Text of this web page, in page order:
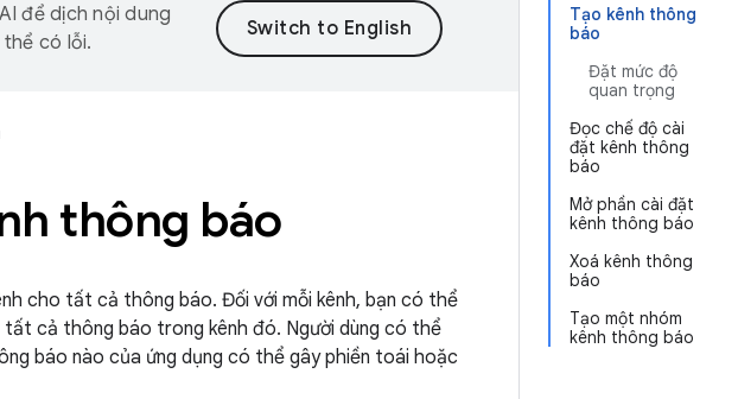
Tạo kênh thông
báo
Đặt mức độ
quan trọng
Đọc chế độ cài
đặt kênh thông
báo
Mở phần cài đặt
kênh thông báo
Xoá kênh thông
báo
Tạo một nhóm
kênh thông báo
để dịch nội dung
có lỗi.
thông báo
cho tất cả thông báo. Đối với mỗi kênh, bạn có thể
cả thông báo trong kênh đó. Người dùng có thể
báo nào của ứng dụng có thể gây phiền toái hoặc